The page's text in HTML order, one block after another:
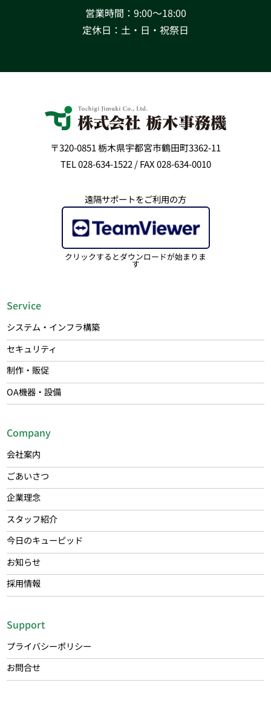
営業時間：9:00〜18:00
定休日：土・日・祝祭日
〒320-0851 栃木県宇都宮市鶴田町3362-11
TEL 028-634-1522 / FAX 028-634-0010
遠隔サポートをご利用の方
クリックするとダウンロードが始まりま
す
Service
システム・インフラ構築
セキュリティ
制作・販促
OA機器・設備
Company
会社案内
ごあいさつ
企業理念
スタッフ紹介
今日のキューピッド
お知らせ
採用情報
Support
プライバシーポリシー
お問合せ